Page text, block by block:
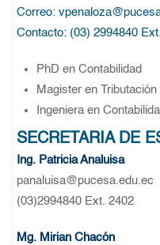
Correo:
Contacto: (03) 2994840
PhD en Contabilidad
Magister en
Ingeniera en
SECRETARIA DE
Ing. Patricia Analuisa
panaluisa@pucesa.edu.ec
(03)2994840 Ext. 2402
Mg. Mirian Chacón